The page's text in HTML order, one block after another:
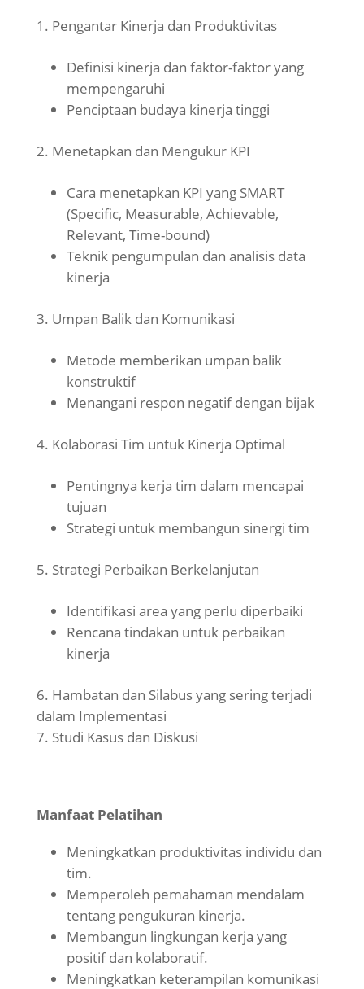
Pengantar Kinerja dan Produktivitas
Definisi kinerja dan faktor-faktor yang
mempengaruhi
Penciptaan budaya kinerja tinggi
Menetapkan dan Mengukur KPI
Cara menetapkan KPI yang SMART
(Specific, Measurable, Achievable,
Relevant, Time-bound)
Teknik pengumpulan dan analisis data
kinerja
Umpan Balik dan Komunikasi
Metode memberikan umpan balik
konstruktif
Menangani respon negatif dengan bijak
Kolaborasi Tim untuk Kinerja Optimal
Pentingnya kerja tim dalam mencapai
tujuan
Strategi untuk membangun sinergi tim
Strategi Perbaikan Berkelanjutan
Identifikasi area yang perlu diperbaiki
Rencana tindakan untuk perbaikan
kinerja
Hambatan dan Silabus yang sering terjadi
dalam Implementasi
Studi Kasus dan Diskusi
Manfaat Pelatihan
Meningkatkan produktivitas individu dan
tim.
Memperoleh pemahaman mendalam
tentang pengukuran kinerja.
Membangun lingkungan kerja yang
positif dan kolaboratif.
Meningkatkan keterampilan komunikasi